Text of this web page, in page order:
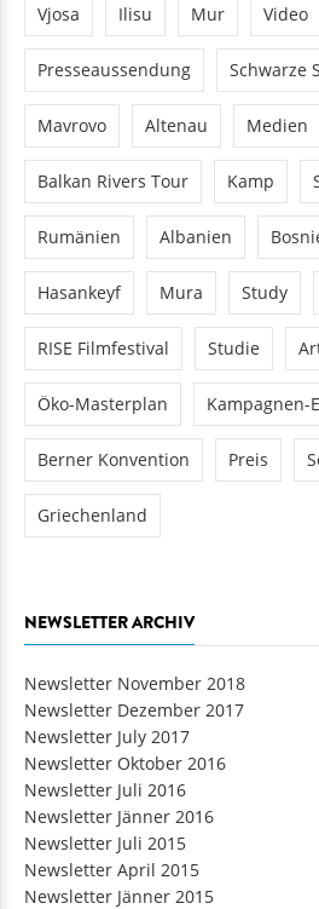
Vjosa Ilisu Mur Video
Presseaussendung Schwarze
Mavrovo Altenau Medien
Balkan Rivers Tour Kamp
Rumänien Albanien
Hasankeyf Mura Study
RISE Filmfestival Studie
Öko-Masterplan Kampagnen-
Berner Konvention Preis
Griechenland
NEWSLETTER ARCHIV
Newsletter November 2018
Newsletter Dezember 2017
Newsletter July 2017
Newsletter Oktober 2016
Newsletter Juli 2016
Newsletter Jänner 2016
Newsletter Juli 2015
Newsletter April 2015
Newsletter Jänner 2015